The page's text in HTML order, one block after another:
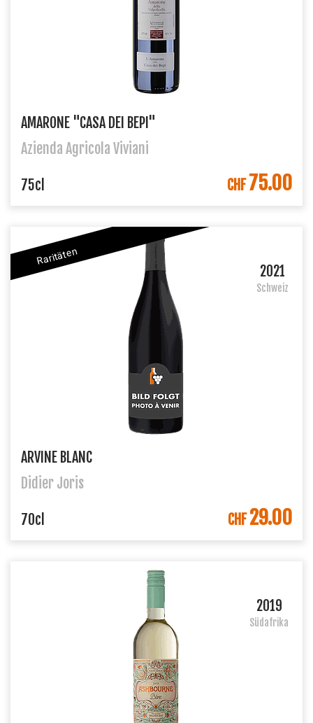
AMARONE "CASA DEI BEPI"
Azienda Agricola Viviani
IN DEN WARENKORB
75cl CHF75.00
Raritäten
2021
Schweiz
ARVINE BLANC
Didier Joris
IN DEN WARENKORB
70cl CHF29.00
2019
Südafrika